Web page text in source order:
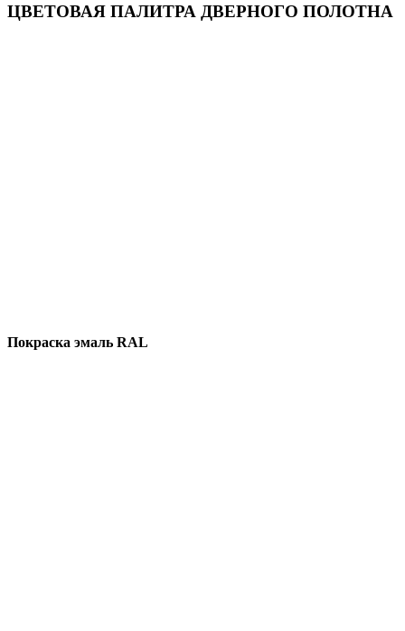
ЦВЕТОВАЯ ПАЛИТРА ДВЕРНОГО ПОЛОТНА
Покраска эмаль RAL